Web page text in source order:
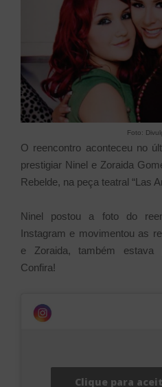
Foto:
O reencontro aconteceu no
prestigiar Ninel e Zoraida
Rebelde, na peça teatral “Las
Ninel postou a foto do
Instagram e movimentou as
e Zoraida, também estava
Confira!
Clique para